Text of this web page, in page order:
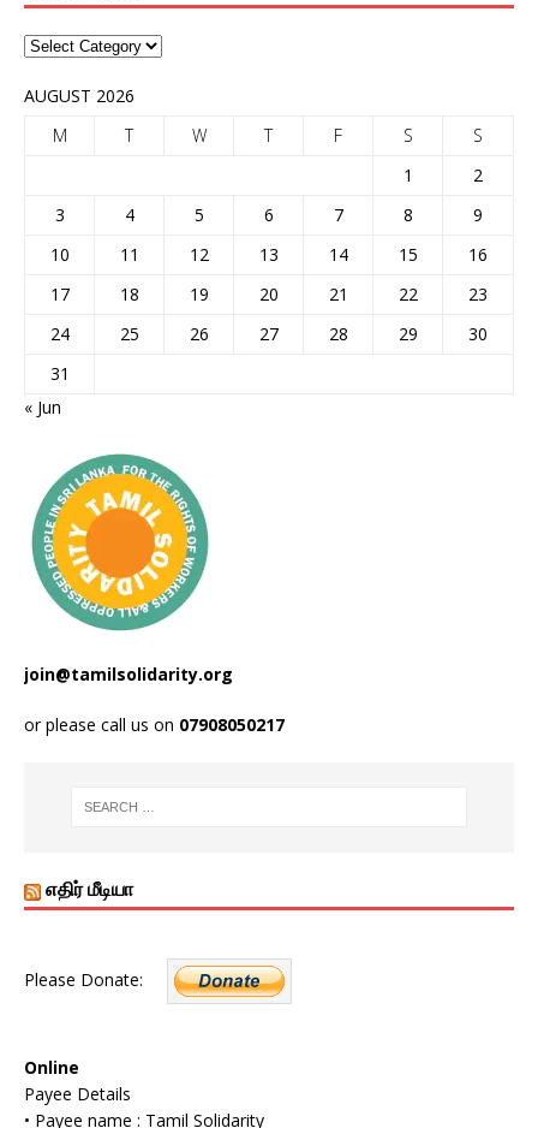
AUGUST 2026
M
T W T F S
S
1
2
3
4 5 6 7 8
9
10
11 12 13 14 15
16
17
18 19 20 21 22
23
24
25 26 27 28 29
30
31
« Jun
join@tamilsolidarity.org
or please call us on 07908050217
எதிர் மீடியா
Please Donate:
Online
Payee Details
• Payee name : Tamil Solidarity